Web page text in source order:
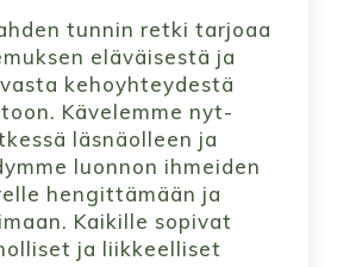
tunnin retki tarjoaa
eläväisestä ja
kehoyhteydestä
Kävelemme nyt-
läsnäolleen ja
luonnon ihmeiden
hengittämään ja
Kaikille sopivat
ja liikkeelliset